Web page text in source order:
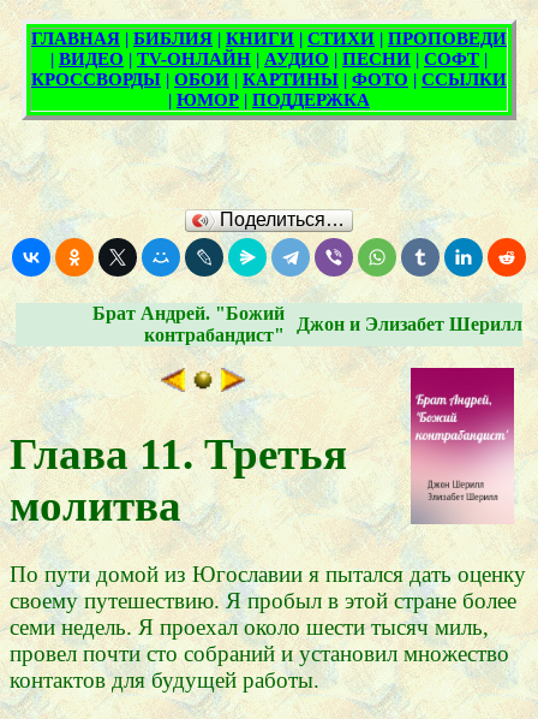
Поделиться…
Брат Андрей. "Божий
контрабандист"
Джон и Элизабет Шерилл
Глава 11. Третья
молитва
По пути домой из Югославии я пытался дать оценку
своему путешествию. Я пробыл в этой стране более
cеми недель. Я проехал около шести тысяч миль,
провел почти сто собраний и установил множество
контактов для будущей работы.